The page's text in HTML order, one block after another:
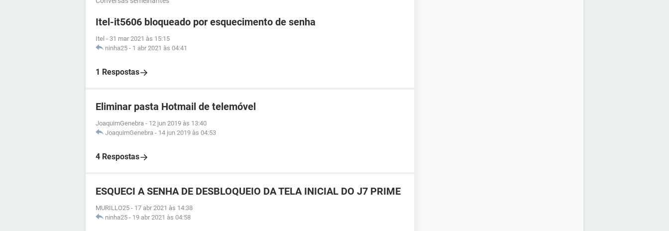
Itel-it5606 bloqueado por esquecimento de senha
Itel - 31 mar 2021 às 15:15
ninha25 - 1 abr 2021 às 04:41
1 Respostas
Eliminar pasta Hotmail de telemóvel
JoaquimGenebra - 12 jun 2019 às 13:40
JoaquimGenebra - 14 jun 2019 às 04:53
4 Respostas
ESQUECI A SENHA DE DESBLOQUEIO DA TELA INICIAL DO J7 PRIME
MURILLO25 - 17 abr 2021 às 14:38
ninha25 - 19 abr 2021 às 04:58